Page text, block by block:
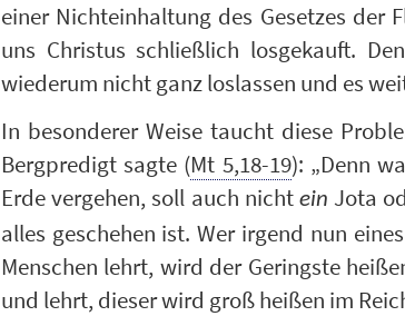
einer Nichteinhaltung des Gesetzes der
uns Christus schließlich losgekauft.
wiederum nicht ganz loslassen und es
In besonderer Weise taucht diese
Bergpredigt sagte (Mt 5,18-19): „Denn
Erde vergehen, soll auch nicht ein Jota
alles geschehen ist. Wer irgend nun
Menschen lehrt, wird der Geringste
und lehrt, dieser wird groß heißen im